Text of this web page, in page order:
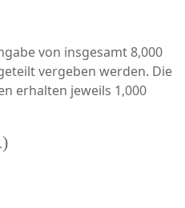
von insgesamt 8,000
vergeben werden. Die
erhalten jeweils 1,000